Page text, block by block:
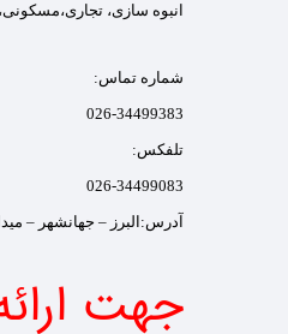
انبوه سازی،
شماره تماس:
026-34499383
تلفکس:
026-34499083
آدرس:البرز – جهانشهر –
جهت